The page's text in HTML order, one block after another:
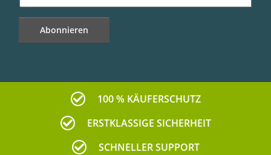
Abonnieren
100 % KÄUFERSCHUTZ
ERSTKLASSIGE SICHERHEIT
SCHNELLER SUPPORT